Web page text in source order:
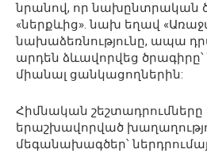
նրանով, որ նախընտրական
«ներքևից». նախ եղավ
նախաձեռնությունը, ապա
արդեն ձևավորվեց ծրագիրը՝
միանալ ցանկացողներին:
Հիմնական
երաշխավորված
մեգանախագծեր՝